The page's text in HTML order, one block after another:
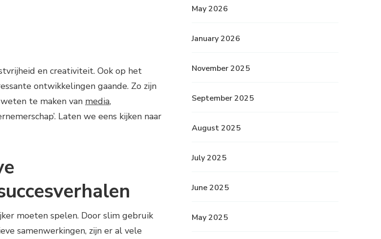
en creativiteit. Ook op het
ontwikkelingen gaande. Zo zijn
te maken van media,
Laten we eens kijken naar
moeten spelen. Door slim gebruik
samenwerkingen, zijn er al vele
May 2026
January 2026
November 2025
September 2025
August 2025
July 2025
June 2025
May 2025